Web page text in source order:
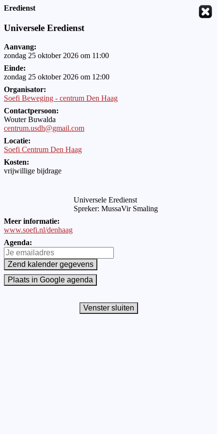
Eredienst
Universele Eredienst
Aanvang:
zondag 25 oktober 2026 om 11:00
Einde:
zondag 25 oktober 2026 om 12:00
Organisator:
Soefi Beweging - centrum Den Haag
Contactpersoon:
Wouter Buwalda
centrum.usdh@gmail.com
Locatie:
Soefi Centrum Den Haag
Kosten:
vrijwillige bijdrage
Universele Eredienst
Spreker: MussaVir Smaling
Meer informatie:
www.soefi.nl/denhaag
Agenda: